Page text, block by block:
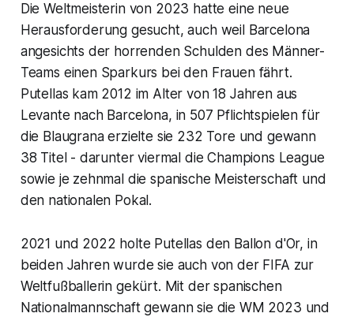
Die Weltmeisterin von 2023 hatte eine neue
Herausforderung gesucht, auch weil Barcelona
angesichts der horrenden Schulden des Männer-
Teams einen Sparkurs bei den Frauen fährt.
Putellas kam 2012 im Alter von 18 Jahren aus
Levante nach Barcelona, in 507 Pflichtspielen für
die Blaugrana erzielte sie 232 Tore und gewann
38 Titel - darunter viermal die Champions League
sowie je zehnmal die spanische Meisterschaft und
den nationalen Pokal.
2021 und 2022 holte Putellas den Ballon d'Or, in
beiden Jahren wurde sie auch von der FIFA zur
Weltfußballerin gekürt. Mit der spanischen
Nationalmannschaft gewann sie die WM 2023 und